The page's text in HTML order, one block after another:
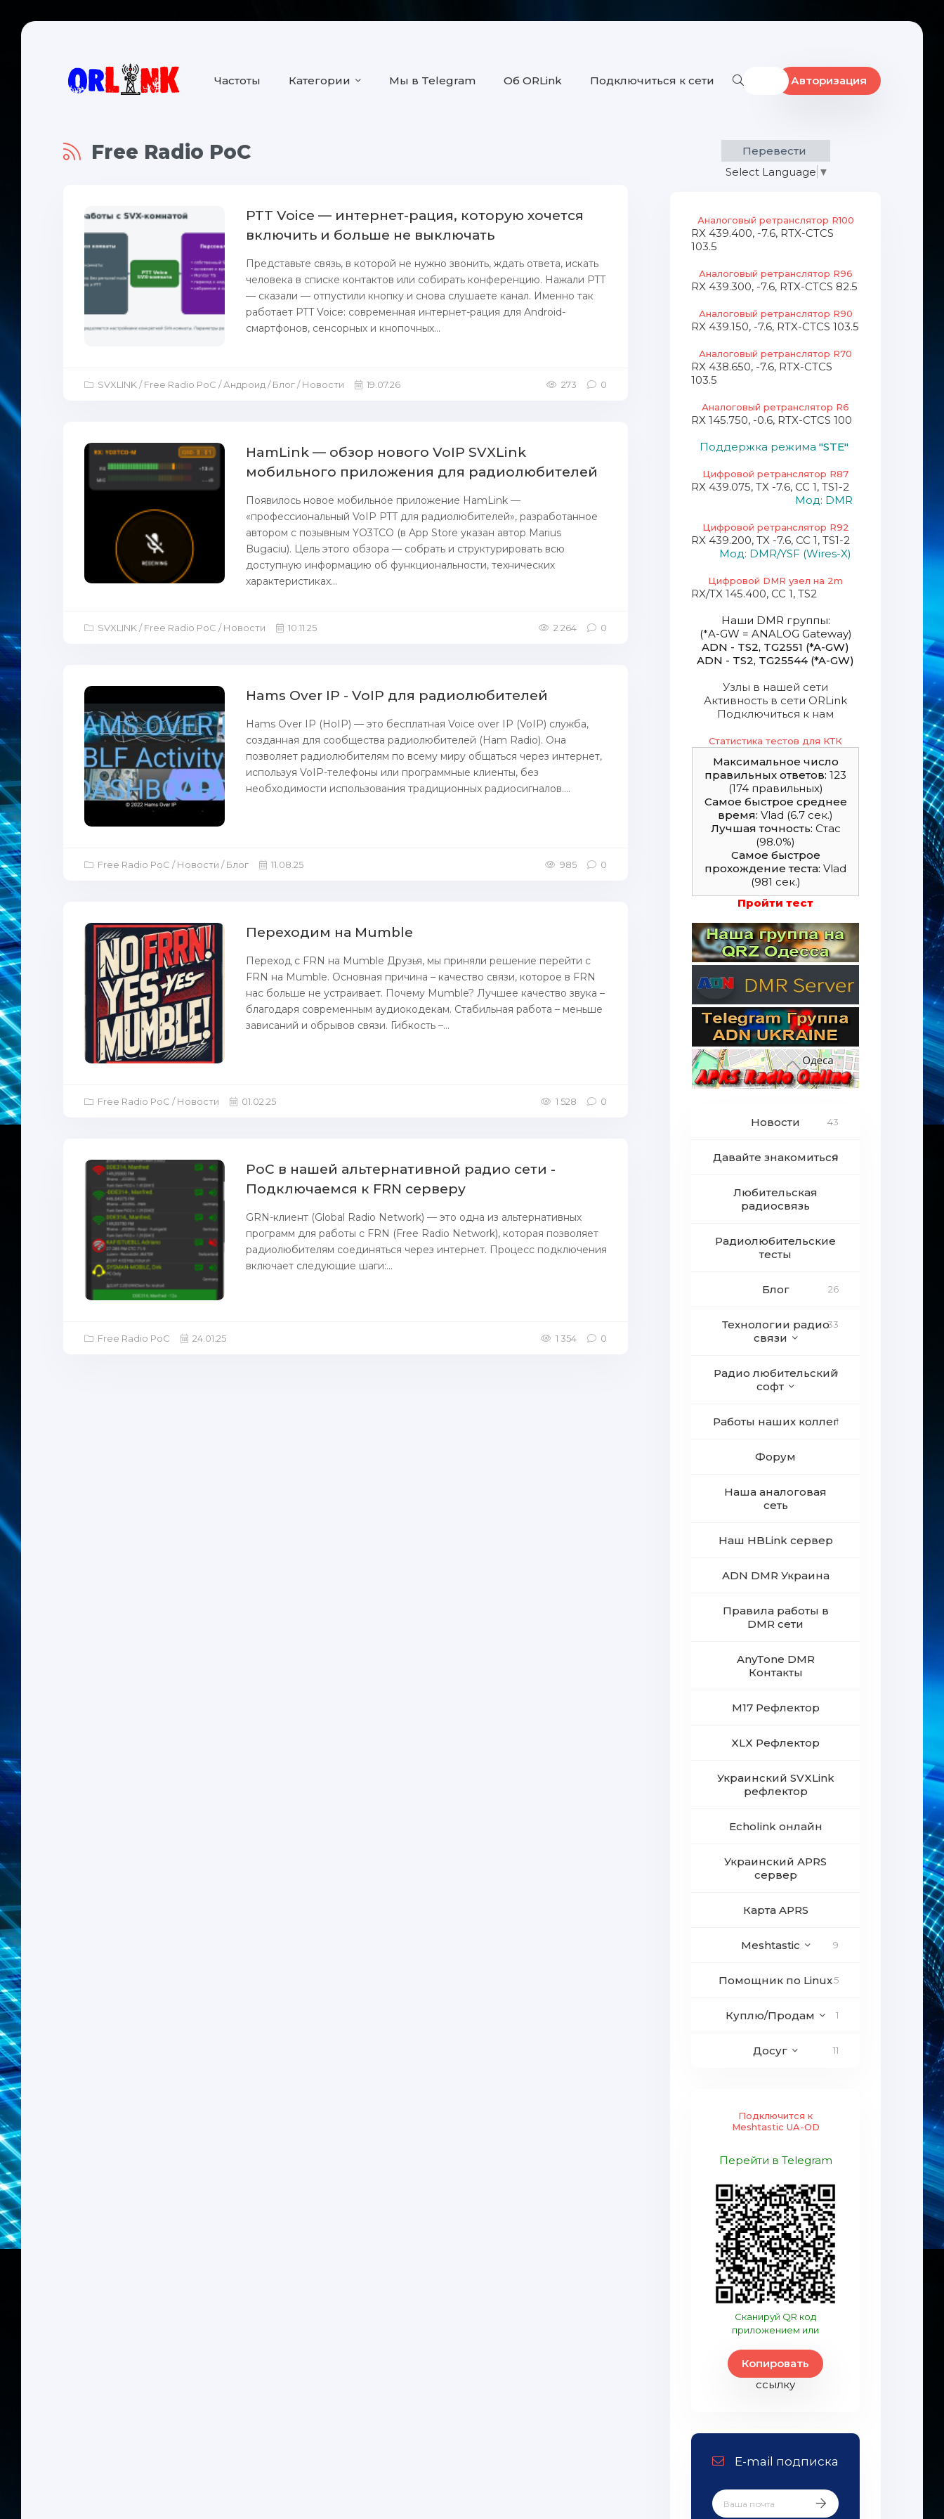
Частоты Категории Мы в Telegram Об ORLink Подключиться к сети Авторизация
Free Radio PoC
PTT Voice — интернет-рация, которую хочется
включить и больше не выключать
Представьте связь, в которой не нужно звонить, ждать ответа, искать
человека в списке контактов или собирать конференцию. Нажали PTT
— сказали — отпустили кнопку и снова слушаете канал. Именно так
работает PTT Voice: современная интернет-рация для Android-
смартфонов, сенсорных и кнопочных...
SVXLINK / Free Radio PoC / Андроид / Блог / Новости 19.07.26 273 0
HamLink — обзор нового VoIP SVXLink
мобильного приложения для радиолюбителей
Появилось новое мобильное приложение HamLink —
«профессиональный VoIP PTT для радиолюбителей», разработанное
автором с позывным YO3TCO (в App Store указан автор Marius
Bugaciu). Цель этого обзора — собрать и структурировать всю
доступную информацию об функциональности, технических
характеристиках...
SVXLINK / Free Radio PoC / Новости 10.11.25 2 264 0
Hams Over IP - VoIP для радиолюбителей
Hams Over IP (HoIP) — это бесплатная Voice over IP (VoIP) служба,
созданная для сообщества радиолюбителей (Ham Radio). Она
позволяет радиолюбителям по всему миру общаться через интернет,
используя VoIP-телефоны или программные клиенты, без
необходимости использования традиционных радиосигналов....
Free Radio PoC / Новости / Блог 11.08.25 985 0
Переходим на Mumble
Переход с FRN на Mumble Друзья, мы приняли решение перейти с
FRN на Mumble. Основная причина – качество связи, которое в FRN
нас больше не устраивает. Почему Mumble? Лучшее качество звука –
благодаря современным аудиокодекам. Стабильная работа – меньше
зависаний и обрывов связи. Гибкость –...
Free Radio PoC / Новости 01.02.25 1 528 0
PoC в нашей альтернативной радио сети -
Подключаемся к FRN серверу
GRN-клиент (Global Radio Network) — это одна из альтернативных
программ для работы с FRN (Free Radio Network), которая позволяет
радиолюбителям соединяться через интернет. Процесс подключения
включает следующие шаги:...
Free Radio PoC 24.01.25 1 354 0
Перевести
Select Language ▼
Аналоговый ретранслятор R100
RX 439.400, -7.6, RTX-CTCS
103.5
Аналоговый ретранслятор R96
RX 439.300, -7.6, RTX-CTCS 82.5
Аналоговый ретранслятор R90
RX 439.150, -7.6, RTX-CTCS 103.5
Аналоговый ретранслятор R70
RX 438.650, -7.6, RTX-CTCS
103.5
Аналоговый ретранслятор R6
RX 145.750, -0.6, RTX-CTCS 100
Поддержка режима "STE"
Цифровой ретранслятор R87
RX 439.075, TX -7.6, СС 1, TS1-2
Мод: DMR
Цифровой ретранслятор R92
RX 439.200, TX -7.6, СС 1, TS1-2
Мод: DMR/YSF (Wires-X)
Цифровой DMR узел на 2m
RX/TX 145.400, СС 1, TS2
Наши DMR группы:
(*A-GW = ANALOG Gateway)
ADN - TS2, TG2551 (*A-GW)
ADN - TS2, TG25544 (*A-GW)
Узлы в нашей сети
Активность в сети ORLink
Подключиться к нам
Статистика тестов для КТК
Максимальное число
правильных ответов: 123
(174 правильных)
Самое быстрое среднее
время: Vlad (6.7 сек.)
Лучшая точность: Стас
(98.0%)
Самое быстрое
прохождение теста: Vlad
(981 сек.)
Пройти тест
Новости 43
Давайте знакомиться
0
Любительская
радиосвязь
Радиолюбительские
тесты
Блог 26
Технологии радио
связи
33
Радио любительский
софт
9
Работы наших коллег1
Форум
Наша аналоговая
сеть
Наш HBLink сервер
ADN DMR Украина
Правила работы в
DMR сети
AnyTone DMR
Контакты
M17 Рефлектор
XLX Рефлектор
Украинский SVXLink
рефлектор
Echolink онлайн
Украинский APRS
сервер
Карта APRS
Meshtastic 9
Помощник по Linux5
Куплю/Продам 1
Досуг 11
Подключится к
Meshtastic UA-OD
Перейти в Telegram
Сканируй QR код
приложением или
Копировать
ссылку
E-mail подписка